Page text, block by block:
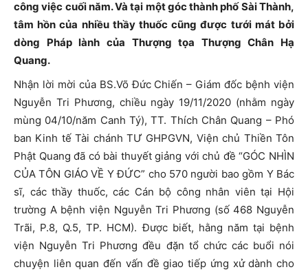
công việc cuối năm. Và tại một góc thành phố Sài Thành,
tâm hồn của nhiều thầy thuốc cũng được tưới mát bởi
dòng Pháp lành của Thượng tọa Thượng Chân Hạ
Quang.
Nhận lời mời của BS.Võ Đức Chiến – Giám đốc bệnh viện
Nguyễn Tri Phương, chiều ngày 19/11/2020 (nhằm ngày
mùng 04/10/năm Canh Tý), TT. Thích Chân Quang – Phó
ban Kinh tế Tài chánh TƯ GHPGVN, Viện chủ Thiền Tôn
Phật Quang đã có bài thuyết giảng với chủ đề “GÓC NHÌN
CỦA TÔN GIÁO VỀ Y ĐỨC” cho 570 người bao gồm Y Bác
sĩ, các thầy thuốc, các Cán bộ công nhân viên tại Hội
trường A bệnh viện Nguyễn Tri Phương (số 468 Nguyễn
Trãi, P.8, Q.5, TP. HCM). Được biết, hằng năm tại bệnh
viện Nguyễn Tri Phương đều đặn tổ chức các buổi nói
chuyện liên quan đến vấn đề giao tiếp ứng xử dành cho